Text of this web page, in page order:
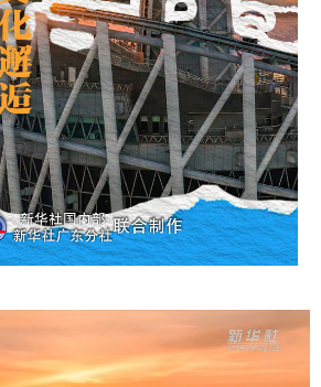
天津 河北 山西
吉林 上海 江苏
安徽 福建 江西
河南 湖北 湖南
广西 海南 重庆